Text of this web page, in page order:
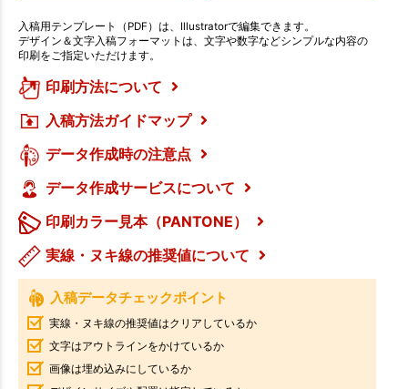
入稿用テンプレート（PDF）は、Illustratorで編集できます。
デザイン＆文字入稿フォーマットは、文字や数字などシンプルな内容の
印刷をご指定いただけます。
印刷方法について
入稿方法ガイドマップ
データ作成時の注意点
データ作成サービスについて
印刷カラー見本（PANTONE）
実線・ヌキ線の推奨値について
入稿データチェックポイント
実線・ヌキ線の推奨値はクリアしているか
文字はアウトラインをかけているか
画像は埋め込みにしているか